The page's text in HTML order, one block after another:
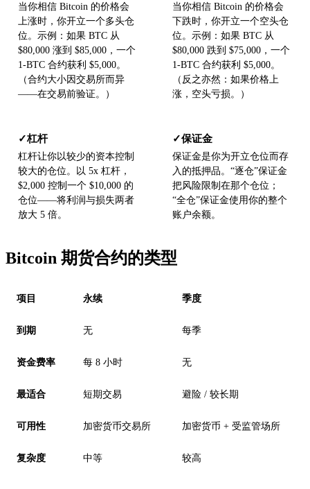
当你相信 Bitcoin 的价格会
上涨时，你开立一个多头仓
位。示例：如果 BTC 从
$80,000 涨到 $85,000，一个
1-BTC 合约获利 $5,000。
（合约大小因交易所而异
——在交易前验证。）
当你相信 Bitcoin 的价格会
下跌时，你开立一个空头仓
位。示例：如果 BTC 从
$80,000 跌到 $75,000，一个
1-BTC 合约获利 $5,000。
（反之亦然：如果价格上
涨，空头亏损。）
✓杠杆
杠杆让你以较少的资本控制
较大的仓位。以 5x 杠杆，
$2,000 控制一个 $10,000 的
仓位——将利润与损失两者
放大 5 倍。
✓保证金
保证金是你为开立仓位而存
入的抵押品。“逐仓”保证金
把风险限制在那个仓位；
“全仓”保证金使用你的整个
账户余额。
Bitcoin 期货合约的类型
项目 永续 季度
到期 无 每季
资金费率 每 8 小时 无
最适合 短期交易 避险 / 较长期
可用性 加密货币交易所 加密货币 + 受监管场所
复杂度 中等 较高